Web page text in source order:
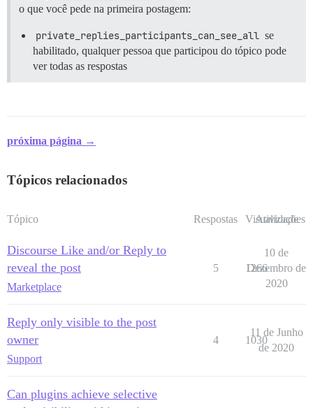
o que você pede na primeira postagem:
private_replies_participants_can_see_all se
habilitado, qualquer pessoa que participou do tópico pode
ver todas as respostas
próxima página →
Tópicos relacionados
Tópico Respostas Visualizações
Atividade
Discourse Like and/or Reply to
reveal the post
Marketplace
5 1266
10 de
Dezembro de
2020
Reply only visible to the post
owner
Support
4 1030
11 de Junho
de 2020
Can plugins achieve selective